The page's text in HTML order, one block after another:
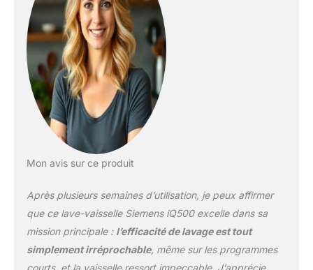
votre lave-vaisselle déjà
silencieux encore plus
silencieux. C'est
notamment le moteur
iQdrive innovant. Celui-ci
produit peu de bruit,
même en
fonctionnement normal,
permet des temps de
supérieur réglable en
hauteur et flexComfort :
la combinaison du
système rackMatic à 3
voies et des paniers
Mon avis sur ce produit
Après plusieurs semaines d’utilisation, je peux affirmer
que ce lave-vaisselle Siemens iQ500 excelle dans sa
mission principale : l’efficacité de lavage est tout
simplement irréprochable, même sur les programmes
courts, et la vaisselle ressort impeccable. J’apprécie